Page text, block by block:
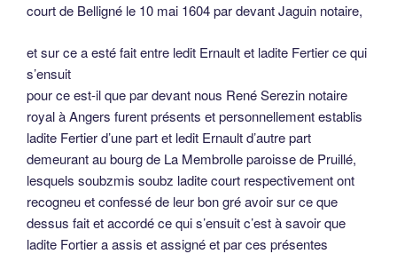
court de Belligné le 10 mai 1604 par devant Jaguin notaire,
et sur ce a esté fait entre ledit Ernault et ladite Fertier ce qui
s’ensuit
pour ce est-il que par devant nous René Serezin notaire
royal à Angers furent présents et personnellement establis
ladite Fertier d’une part et ledit Ernault d’autre part
demeurant au bourg de La Membrolle paroisse de Pruillé,
lesquels soubzmis soubz ladite court respectivement ont
recogneu et confessé de leur bon gré avoir sur ce que
dessus fait et accordé ce qui s’ensuit c’est à savoir que
ladite Fortier a assis et assigné et par ces présentes